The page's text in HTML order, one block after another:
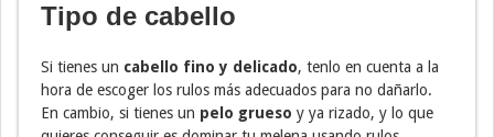
Tipo de cabello
Si tienes un cabello fino y delicado, tenlo en cuenta a la
hora de escoger los rulos más adecuados para no dañarlo.
En cambio, si tienes un pelo grueso y ya rizado, y lo que